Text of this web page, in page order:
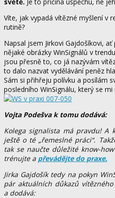
Víte, jak vypadá vítězné myšlení v
rutině?
Napsal jsem Jirkovi Gajdošíkovi,
nějaké obrázky WinSignálů v
jsou přesně to, co já nazývám
to dalo nazvat vydělávání peněz
Sám si přihřeju polívku a posílám
posledního WinSignálu, který se
Vojta Podešva k tomu dodává:
Kolega signalista má pravdu! A
ještě o té „řemeslné práci“.
tak se naučte důležité know-
trénujte a převádějte do praxe.
Jirka Gajdošík tedy na pokyn
pár aktuálních důkazů
a dodává: